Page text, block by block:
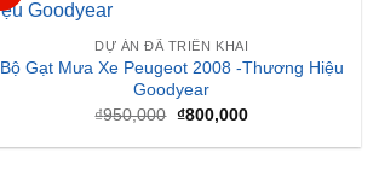
DỰ ÁN ĐÃ TRIỂN KHAI
Bộ Gạt Mưa Xe Peugeot 2008 -Thương Hiệu
Goodyear
₫950,000 Giá
là:
₫800,000Giá
tại